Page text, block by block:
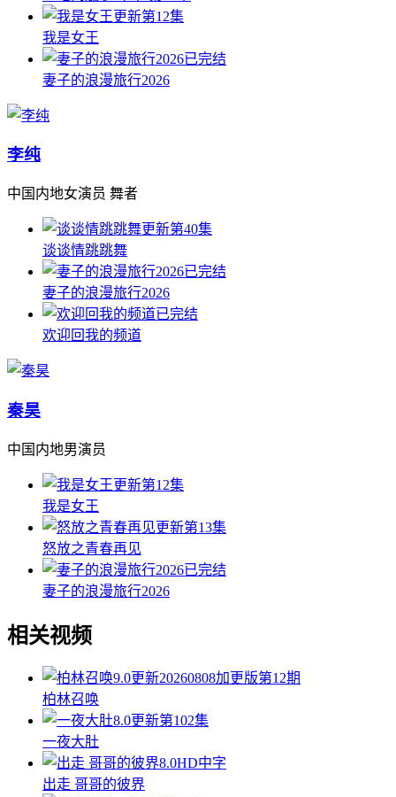
更新第12集
我是女王
已完结
妻子的浪漫旅行2026
李纯
中国内地女演员 舞者
更新第40集
谈谈情跳跳舞
已完结
妻子的浪漫旅行2026
已完结
欢迎回我的频道
秦昊
中国内地男演员
更新第12集
我是女王
更新第13集
怒放之青春再见
已完结
妻子的浪漫旅行2026
相关视频
9.0更新20260808加更版第12期
柏林召唤
8.0更新第102集
一夜大肚
8.0HD中字
出走 哥哥的彼界